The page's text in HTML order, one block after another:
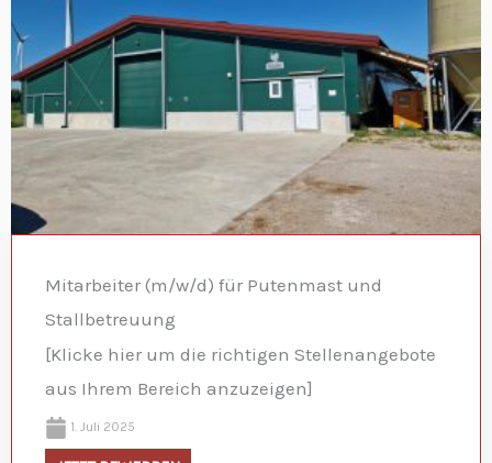
Mitarbeiter (m/w/d) für Putenmast und
Stallbetreuung
[Klicke hier um die richtigen Stellenangebote
aus Ihrem Bereich anzuzeigen]
1. Juli 2025